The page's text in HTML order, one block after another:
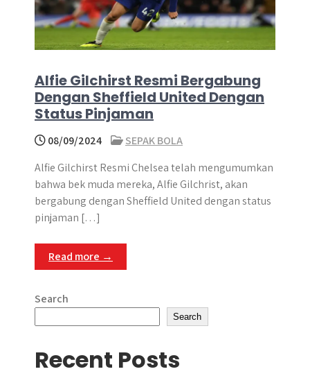
Alfie Gilchirst Resmi Bergabung
Dengan Sheffield United Dengan
Status Pinjaman
08/09/2024
SEPAK BOLA
Alfie Gilchirst Resmi Chelsea telah mengumumkan
bahwa bek muda mereka, Alfie Gilchrist, akan
bergabung dengan Sheffield United dengan status
pinjaman […]
Read more →
Search
Search
Recent Posts